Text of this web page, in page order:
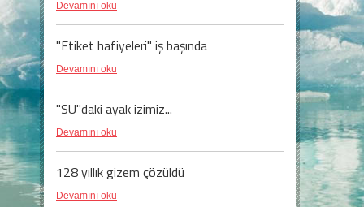
Devamını oku
"Etiket hafiyeleri" iş başında
Devamını oku
"SU"daki ayak izimiz...
Devamını oku
128 yıllık gizem çözüldü
Devamını oku